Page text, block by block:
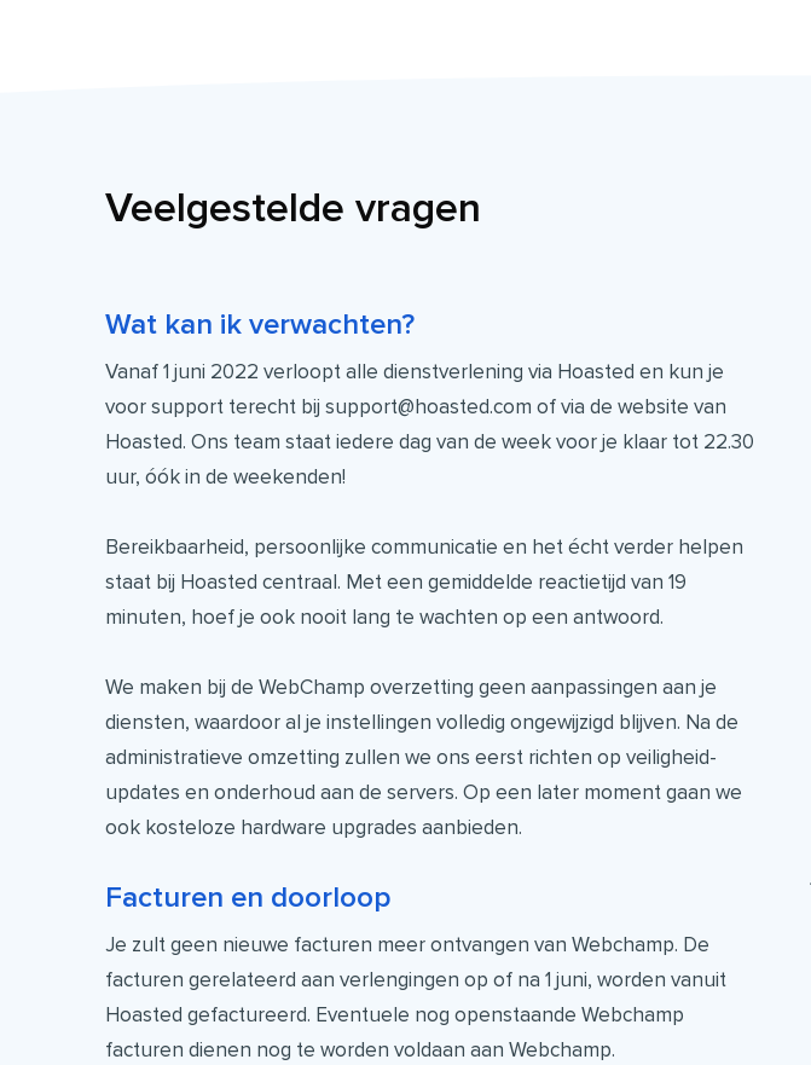
Veelgestelde vragen
Wat kan ik verwachten?
Vanaf 1 juni 2022 verloopt alle dienstverlening via Hoasted en kun je
voor support terecht bij support@hoasted.com of via de website van
Hoasted. Ons team staat iedere dag van de week voor je klaar tot 22.30
uur, óók in de weekenden!
Bereikbaarheid, persoonlijke communicatie en het écht verder helpen
staat bij Hoasted centraal. Met een gemiddelde reactietijd van 19
minuten, hoef je ook nooit lang te wachten op een antwoord.
We maken bij de WebChamp overzetting geen aanpassingen aan je
diensten, waardoor al je instellingen volledig ongewijzigd blijven. Na de
administratieve omzetting zullen we ons eerst richten op veiligheid-
updates en onderhoud aan de servers. Op een later moment gaan we
ook kosteloze hardware upgrades aanbieden.
Facturen en doorloop
Je zult geen nieuwe facturen meer ontvangen van Webchamp. De
facturen gerelateerd aan verlengingen op of na 1 juni, worden vanuit
Hoasted gefactureerd. Eventuele nog openstaande Webchamp
facturen dienen nog te worden voldaan aan Webchamp.